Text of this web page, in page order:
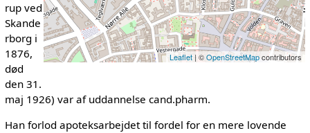
Leaflet | ©OpenStreetMapcontributors
rup ved
Skande
rborg i
1876,
død
den 31.
maj 1926) var af uddannelse cand.pharm.
Han forlod apoteksarbejdet til fordel for en mere lovende